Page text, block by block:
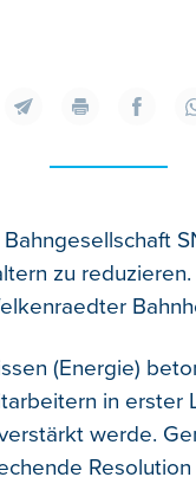
zu
(Energie)
in erster
werde.